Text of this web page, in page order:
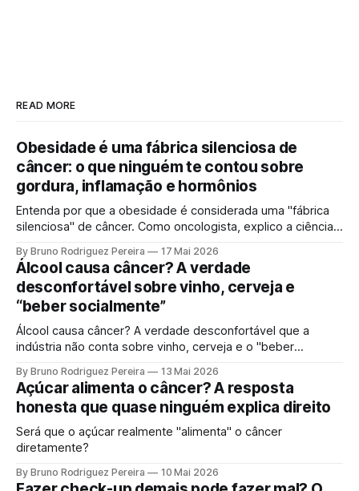
READ MORE
Obesidade é uma fábrica silenciosa de
câncer: o que ninguém te contou sobre
gordura, inflamação e hormônios
Entenda por que a obesidade é considerada uma "fábrica
silenciosa" de câncer. Como oncologista, explico a ciência
desequilíbrio hormonal que alimentam tumores.
By Bruno Rodriguez Pereira 17 Mai 2026
Álcool causa câncer? A verdade
desconfortável sobre vinho, cerveja e
“beber socialmente”
Álcool causa câncer? A verdade desconfortável que a
indústria não conta sobre vinho, cerveja e o "beber
ciência moderna não sustenta mais a ideia de uma "dose
segura".
By Bruno Rodriguez Pereira 13 Mai 2026
Açúcar alimenta o câncer? A resposta
honesta que quase ninguém explica direito
Será que o açúcar realmente "alimenta" o câncer
diretamente?
By Bruno Rodriguez Pereira 10 Mai 2026